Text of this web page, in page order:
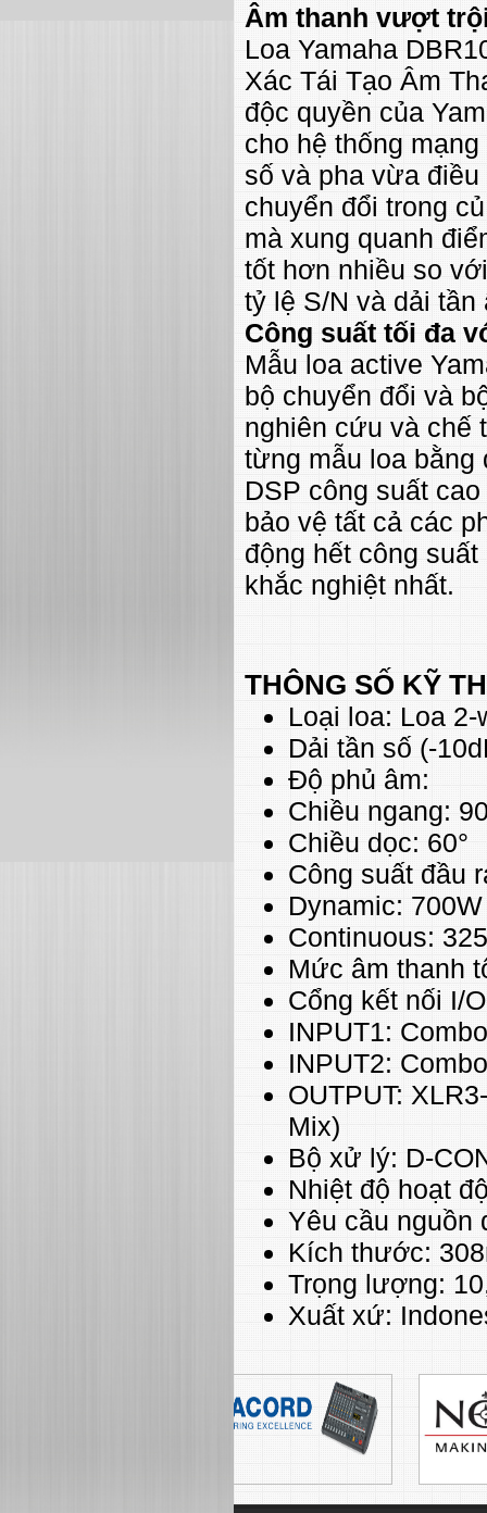
Âm thanh vượt
Loa Yamaha
Xác Tái Tạo Âm
độc quyền của
cho hệ thống
số và pha vừa
chuyển đổi trong
mà xung quanh
tốt hơn nhiều so
tỷ lệ S/N và dải
Công suất tối đa
Mẫu loa active
bộ chuyển đổi và
nghiên cứu và chế
từng mẫu loa bằng
DSP công suất
bảo vệ tất cả các
động hết công
khắc nghiệt nhất.
THÔNG SỐ KỸ
Loại loa: Loa
Dải tần số (-
Độ phủ âm:
Chiều ngang:
Chiều dọc: 60°
Công suất đầu
Dynamic:
Continuous:
Mức âm thanh
Cổng kết nối I/
INPUT1:
INPUT2:
OUTPUT:
Mix)
Bộ xử lý: D-
Nhiệt độ hoạt
Yêu cầu nguồn
Kích thước:
Trọng lượng:
Xuất xứ: